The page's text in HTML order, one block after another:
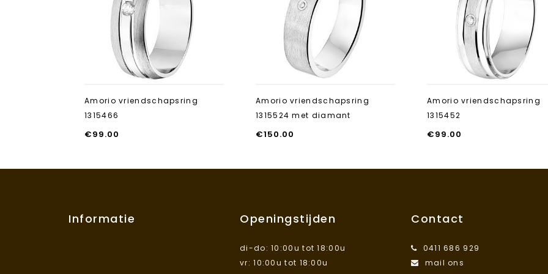
Amorio vriendschapsring
1315466
€99.00
Amorio vriendschapsring
1315524 met diamant
€150.00
Amorio vriendschapsring
1315452
€99.00
Informatie Openingstijden
di-do: 10:00u tot 18:00u
vr: 10:00u tot 18:00u
Contact
0411 686 929
mail ons